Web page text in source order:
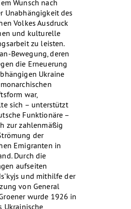
Wunsch nach
Unabhängigkeit des
Volkes Ausdruck
und kulturelle
zu leisten.
Bewegung, deren
die Erneuerung
Ukraine
war,
sich – unterstützt
Funktionäre –
zur zahlenmäßig
der
Emigranten in
Durch die
aufseiten
und mithilfe der
von General
wurde 1926 in
Ukrainische